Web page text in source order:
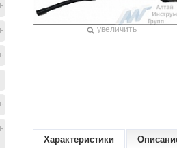
увеличить
Характеристики